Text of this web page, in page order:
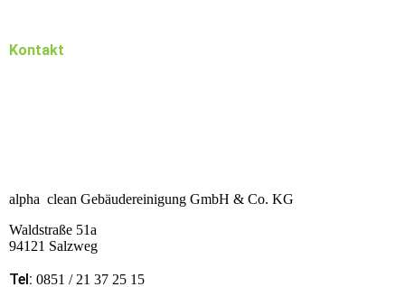
Kontakt
alpha clean Gebäudereinigung GmbH & Co. KG
Waldstraße 51a
94121 Salzweg
Tel: 0851 / 21 37 25 15